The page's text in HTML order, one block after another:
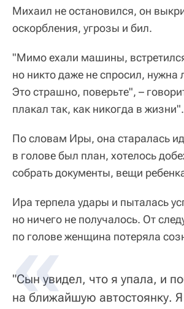
Михаил не остановился, он
оскорбления, угрозы и бил.
"Мимо ехали машины,
но никто даже не спросил,
Это страшно, поверьте", –
плакал так, как никогда в жизни".
По словам Иры, она старалась
в голове был план, хотелось
собрать документы, вещи
Ира терпела удары и пыталась
но ничего не получалось. От
по голове женщина потеряла
"Сын увидел, что я упала, и
на ближайшую автостоянку.